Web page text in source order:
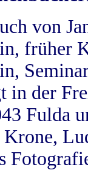
von
früher
in der
Fulda